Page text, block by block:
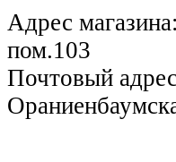
Адрес
пом.103
Почтовый